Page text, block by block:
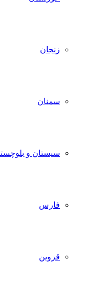
زنجان
سمنان
سیستان و
فارس
قزوین